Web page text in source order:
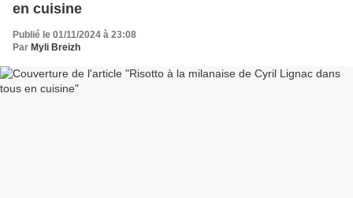
en cuisine
Publié le 01/11/2024 à 23:08
Par Myli Breizh